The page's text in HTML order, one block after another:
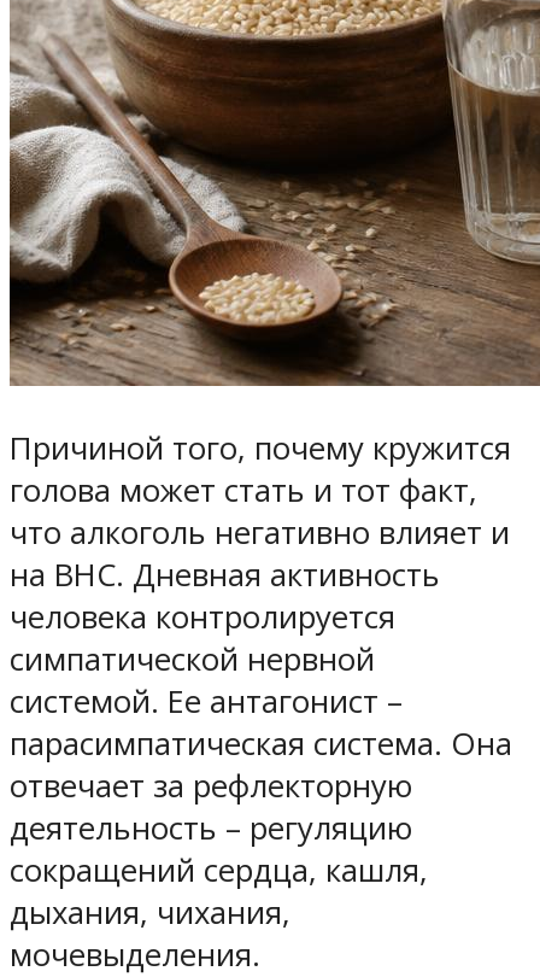
Причиной того, почему кружится
голова может стать и тот факт,
что алкоголь негативно влияет и
на ВНС. Дневная активность
человека контролируется
симпатической нервной
системой. Ее антагонист –
парасимпатическая система. Она
отвечает за рефлекторную
деятельность – регуляцию
сокращений сердца, кашля,
дыхания, чихания,
мочевыделения.